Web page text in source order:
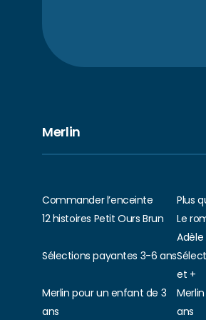
Merlin
Commander l’enceinte
Plus
12 histoires Petit Ours Brun
Le
Adèle
Sélections payantes 3-6 ans
et +
Merlin pour un enfant de 3
ans
ans